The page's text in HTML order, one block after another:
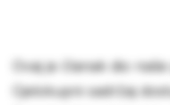
Ovaj je članak dio
Cjelokupni sadržaj